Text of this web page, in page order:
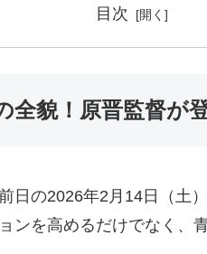
目次
全貌！原晋監督が
日の2026年2月14日（土
ンを高めるだけでなく、